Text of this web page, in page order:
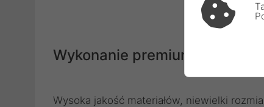
Wykonanie premium
Wysoka jakość materiałów, niewielki